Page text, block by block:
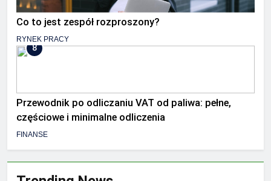
Co to jest zespół rozproszony?
RYNEK PRACY
8
Przewodnik po odliczaniu VAT od paliwa: pełne,
częściowe i minimalne odliczenia
FINANSE